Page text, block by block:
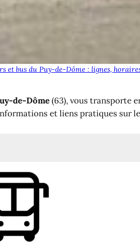
et bus du Puy-de-Dôme : lignes,
de-Dôme(63), vous transporte
et liens pratiques sur